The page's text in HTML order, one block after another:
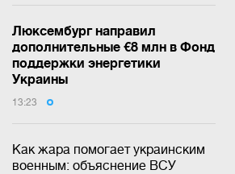
Люксембург направил
дополнительные €8 млн в Фонд
поддержки энергетики
Украины
13:23
Как жара помогает украинским
военным: объяснение ВСУ